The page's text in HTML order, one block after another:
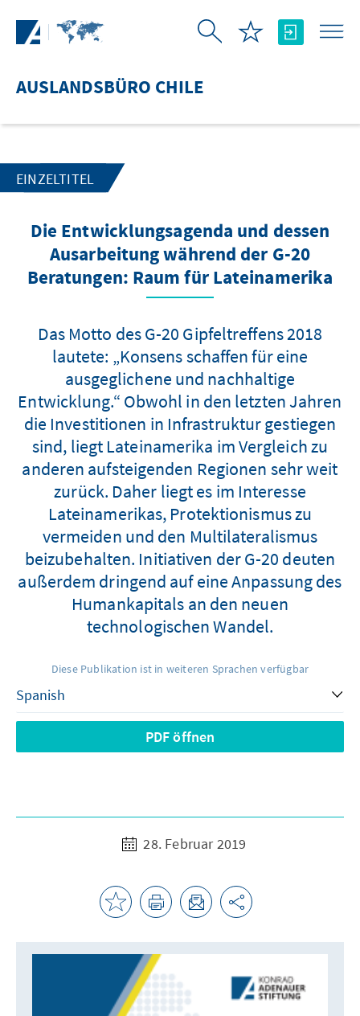
AUSLANDSBÜRO CHILE
EINZELTITEL
Die Entwicklungsagenda und dessen
Ausarbeitung während der G-20
Beratungen: Raum für Lateinamerika
Das Motto des G-20 Gipfeltreffens 2018
lautete: „Konsens schaffen für eine
ausgeglichene und nachhaltige
Entwicklung.“ Obwohl in den letzten Jahren
die Investitionen in Infrastruktur gestiegen
sind, liegt Lateinamerika im Vergleich zu
anderen aufsteigenden Regionen sehr weit
zurück. Daher liegt es im Interesse
Lateinamerikas, Protektionismus zu
vermeiden und den Multilateralismus
beizubehalten. Initiativen der G-20 deuten
außerdem dringend auf eine Anpassung des
Humankapitals an den neuen
technologischen Wandel.
Diese Publikation ist in weiteren Sprachen verfügbar
PDF öffnen
28. Februar 2019